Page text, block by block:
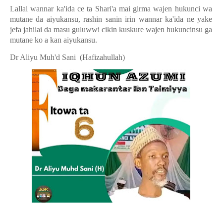
Lallai wannar ka'ida ce ta Shari'a mai girma wajen hukunci wa
mutane da aiyukansu, rashin sanin irin wannar ka'ida ne yake
jefa jahilai da masu guluwwi cikin kuskure wajen hukuncinsu ga
mutane ko a kan aiyukansu.
Dr Aliyu Muh'd Sani (Hafizahullah)